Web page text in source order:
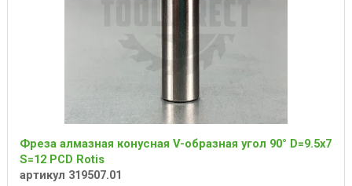
Фреза алмазная конусная V-образная угол 90° D=9.5x7
S=12 PCD Rotis
артикул 319507.01